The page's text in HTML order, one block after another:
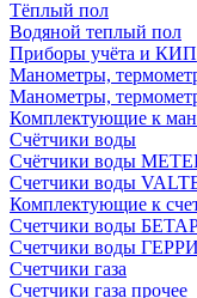
Тёплый пол
Водяной теплый пол
Приборы учёта и КИП
Манометры,
Манометры,
Комплектующие к
Счётчики воды
Счётчики воды
Счетчики воды
Комплектующие к
Счетчики воды
Счетчики воды
Счетчики газа
Счетчики газа прочее